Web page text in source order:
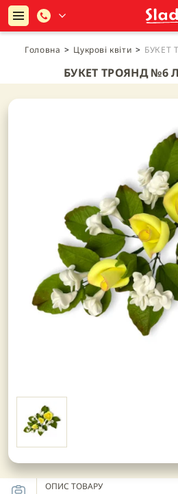
Головна > Цукрові квіти > БУКЕТ
БУКЕТ ТРОЯНД
ОПИС ТОВАРУ